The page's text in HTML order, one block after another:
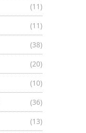
(11)
(11)
(38)
(20)
(10)
(36)
(13)